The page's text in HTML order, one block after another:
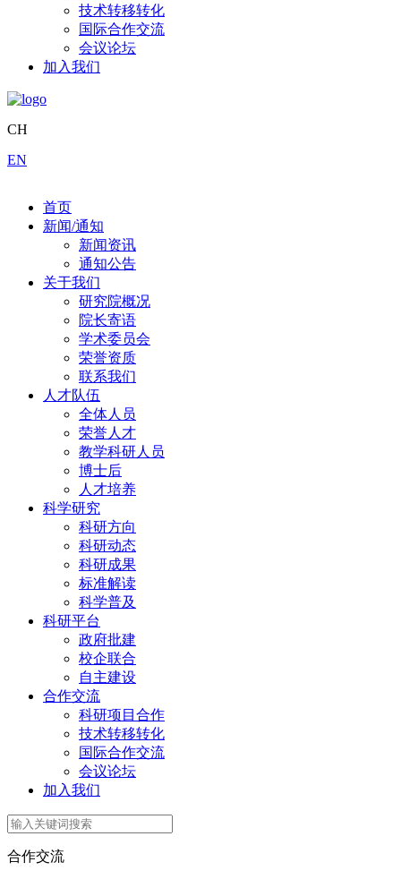
技术转移转化
国际合作交流
会议论坛
加入我们
CH
EN
首页
新闻/通知
新闻资讯
通知公告
关于我们
研究院概况
院长寄语
学术委员会
荣誉资质
联系我们
人才队伍
全体人员
荣誉人才
教学科研人员
博士后
人才培养
科学研究
科研方向
科研动态
科研成果
标准解读
科学普及
科研平台
政府批建
校企联合
自主建设
合作交流
科研项目合作
技术转移转化
国际合作交流
会议论坛
加入我们
合作交流